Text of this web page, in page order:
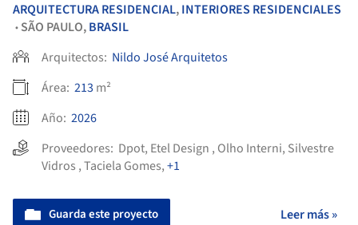
ARQUITECTURA RESIDENCIAL,INTERIORES RESIDENCIALES
• SÃO PAULO,BRASIL
Arquitectos: Nildo José Arquitetos
Área: 213 m²
Año: 2026
Proveedores: Dpot, Etel Design , Olho Interni, Silvestre
Vidros ,Taciela Gomes,+1
Guarda este proyecto Leer más »